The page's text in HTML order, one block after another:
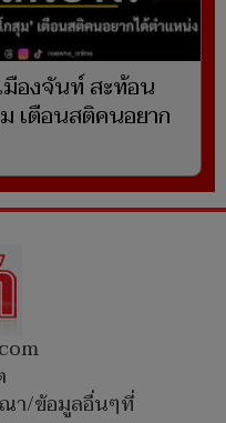
มืองจันท์ สะท้อน
เตือนสติคนอยาก
า/ข้อมูลอื่นๆที่